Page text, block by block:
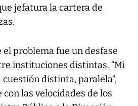
jefatura la cartera de
el problema fue un desfase
instituciones distintas. “Mi
distinta, paralela”,
las velocidades de los